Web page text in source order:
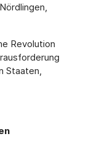
Revolution
Staaten,